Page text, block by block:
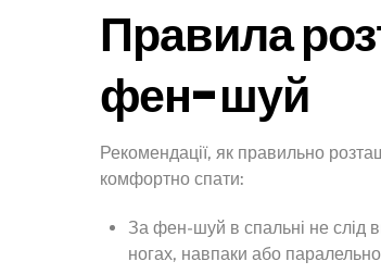
Правила
фен-шуй
Рекомендації, як правильно
комфортно спати:
За фен-шуй в спальні не слід
ногах, навпаки або